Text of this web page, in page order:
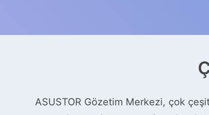
ASUSTOR Gözetim Merkezi, çok